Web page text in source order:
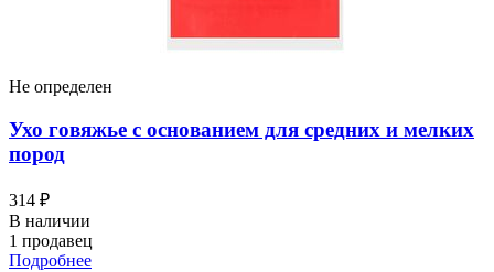
Не определен
Ухо говяжье с основанием для средних и мелких
пород
314 ₽
В наличии
1 продавец
Подробнее